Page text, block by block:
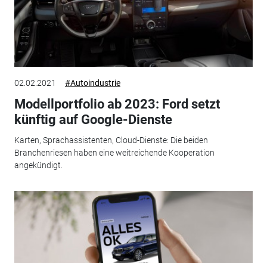
02.02.2021 #Autoindustrie
Modellportfolio ab 2023: Ford setzt
künftig auf Google-Dienste
Karten, Sprachassistenten, Cloud-Dienste: Die beiden
Branchenriesen haben eine weitreichende Kooperation
angekündigt.